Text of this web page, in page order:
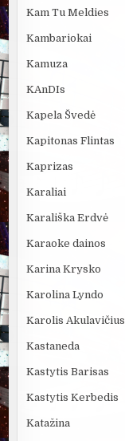
Kam Tu Meldies
Kambariokai
Kamuza
KAnDIs
Kapela Švedė
Kapitonas Flintas
Kaprizas
Karaliai
Karališka Erdvė
Karaoke dainos
Karina Krysko
Karolina Lyndo
Karolis Akulavičius
Kastaneda
Kastytis Barisas
Kastytis Kerbedis
Katažina